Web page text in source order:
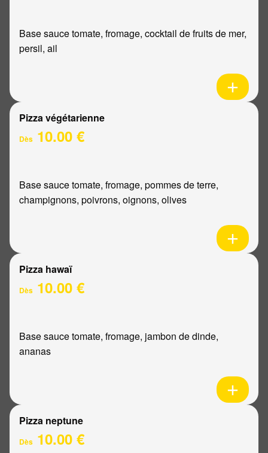
Base sauce tomate, fromage, cocktail de fruits de mer,
persil, ail
Pizza végétarienne
Dès 10.00 €
Base sauce tomate, fromage, pommes de terre,
champignons, poivrons, oignons, olives
Pizza hawaï
Dès 10.00 €
Base sauce tomate, fromage, jambon de dinde,
ananas
Pizza neptune
Dès 10.00 €